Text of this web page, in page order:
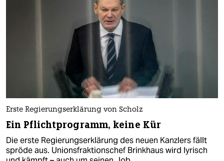
Erste Regierungserklärung von Scholz
Ein Pflichtprogramm, keine Kür
Die erste Regierungserklärung des neuen Kanzlers fällt
spröde aus. Unionsfraktionschef Brinkhaus wird lyrisch